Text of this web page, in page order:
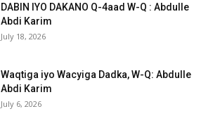
DABIN IYO DAKANO Q-4aad W-Q : Abdulle
Abdi Karim
July 18, 2026
Waqtiga iyo Wacyiga Dadka, W-Q: Abdulle
Abdi Karim
July 6, 2026